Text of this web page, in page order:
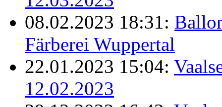
08.02.2023 18:31:
Färberei Wuppertal
22.01.2023 15:04:
12.02.2023